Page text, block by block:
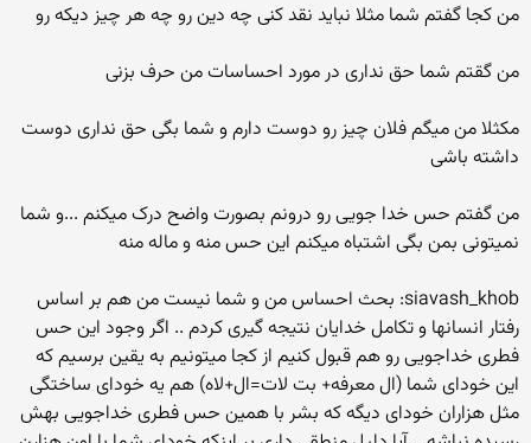
من کجا گفتم شما مثلا نباید نقد کنی چه دین رو چه هر چیز دیکه رو
من گقتم شما حق نداری در مورد احساسات من حرف بزنی
مکثلا من میگم فلان چیز رو دوست دارم و شما بگی حق نداری دوست
داشته باشی
من گفتم حس خدا جویی رو درونم بصورت واضح درک میکنم ...و شما
نمیتونی بمن بگی اشتباه میکنم این حس منه و ماله منه
siavash_khob: بحث احساس من و شما نیست من هم بر اساس
رفتار انسانها و تکامل خدایان نتیجه گیری کردم .. اگر وجود این حس
فطری خداجویی رو هم قبول کنیم از کجا میتونیم به یقین برسیم که
این خودای شما (ال معرفه+ بت لات=ال+لاه) هم یه خودای ساختگی
مثل هزاران خودای دیگه که بشر با همین حس فطری خداجویی بهش